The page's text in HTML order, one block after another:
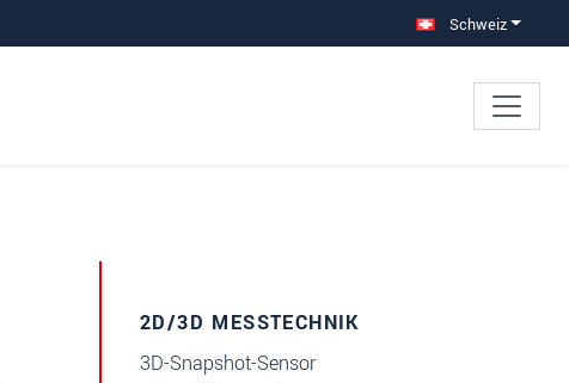
Schweiz
2D/3D MESSTECHNIK
3D-Snapshot-Sensor